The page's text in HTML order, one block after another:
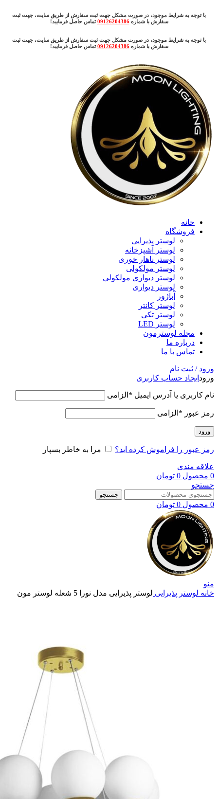
با توجه به شرایط موجود، در صورت مشکل جهت ثبت سفارش از طریق سایت، جهت ثبت
سفارش با شماره09126204386 تماس حاصل فرمایید!
با توجه به شرایط موجود، در صورت مشکل جهت ثبت سفارش از طریق سایت، جهت ثبت
سفارش با شماره09126204386 تماس حاصل فرمایید!
خانه
فروشگاه
لوستر پذیرایی
لوستر آشپزخانه
لوستر ناهار خوری
لوستر مولکولی
لوستر دیواری مولکولی
لوستر دیواری
آباژور
لوستر کانتر
لوستر تکی
لوستر LED
مجله لوسترمون
درباره ما
تماس با ما
ورود / ثبت نام
ورود ایجاد حساب کاربری
نام کاربری یا آدرس ایمیل * الزامی
رمز عبور * الزامی
ورود
رمز عبور را فراموش کرده اید؟ مرا به خاطر بسپار
علاقه مندی
0 محصول 0 تومان
جستجو
جستجو
0 محصول 0 تومان
منو
خانه لوستر پذیرایی لوستر پذیرایی مدل نورا 5 شعله لوستر مون